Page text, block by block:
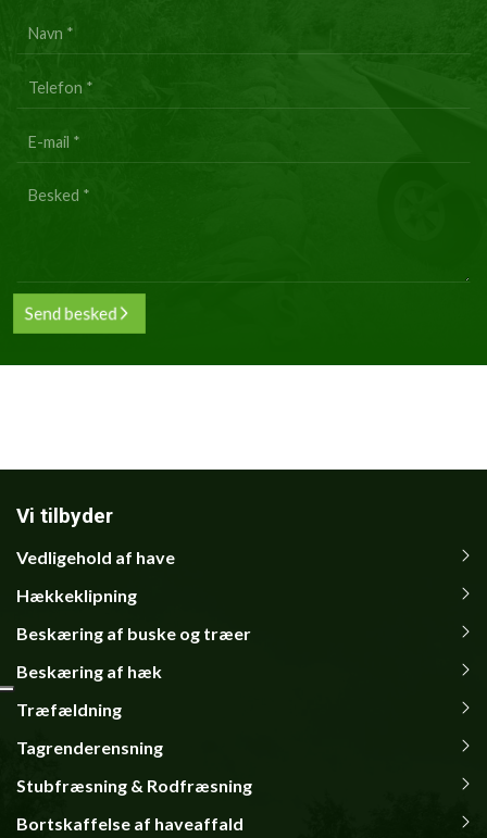
Personlig
Vi tilbyder
Primær
navigation
Vedligehold af have
Hækkeklipning
Beskæring af buske og træer
Beskæring af hæk
Træfældning
Tagrenderensning
Stubfræsning & Rodfræsning
Bortskaffelse af haveaffald